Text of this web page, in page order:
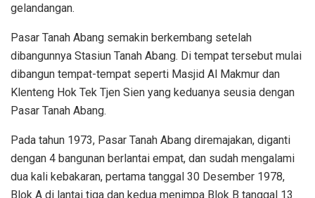
gelandangan.
Pasar Tanah Abang semakin berkembang setelah
dibangunnya Stasiun Tanah Abang. Di tempat tersebut mulai
dibangun tempat-tempat seperti Masjid Al Makmur dan
Klenteng Hok Tek Tjen Sien yang keduanya seusia dengan
Pasar Tanah Abang.
Pada tahun 1973, Pasar Tanah Abang diremajakan, diganti
dengan 4 bangunan berlantai empat, dan sudah mengalami
dua kali kebakaran, pertama tanggal 30 Desember 1978,
Blok A di lantai tiga dan kedua menimpa Blok B tanggal 13